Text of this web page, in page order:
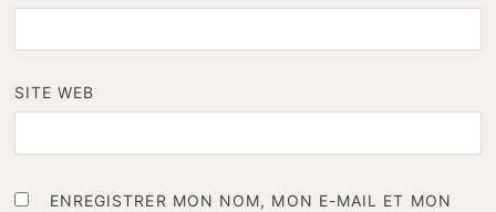
SITE WEB
ENREGISTRER MON NOM, MON E-MAIL ET MON